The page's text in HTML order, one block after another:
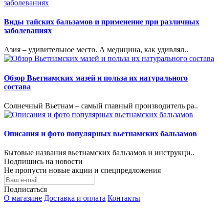
Виды тайских бальзамов и применение при различных
заболеваниях
Азия – удивительное место. А медицина, как удивлял..
Обзор Вьетнамских мазей и польза их натурального
состава
Солнечный Вьетнам – самый главный производитель ра..
Описания и фото популярных вьетнамских бальзамов
Бытовые названия вьетнамских бальзамов и инструкци..
Подпишись на новости
Не пропусти новые акции и спецпредложения
Подписаться
О магазине Доставка и оплата Контакты